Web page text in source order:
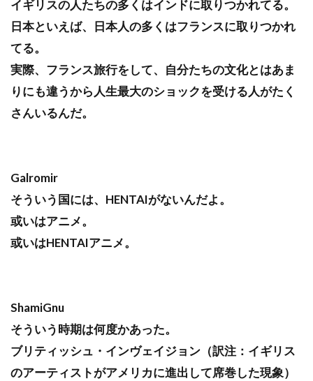
イギリスの人たちの多くはインドに取りつかれてる。
日本といえば、日本人の多くはフランスに取りつかれ
てる。
実際、フランス旅行をして、自分たちの文化とはあま
りにも違うから人生最大のショックを受ける人がたく
さんいるんだ。
Galromir
そういう国には、HENTAIがないんだよ。
或いはアニメ。
或いはHENTAIアニメ。
ShamiGnu
そういう時期は何度かあった。
ブリティッシュ・インヴェイジョン（訳注：イギリス
のアーティストがアメリカに進出して席巻した現象）